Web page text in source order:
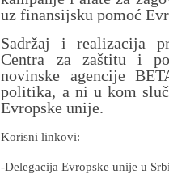
uz finansijsku pomoć
Sadržaj i realizacija
Centra za zaštitu i
novinske agencije
politika, a ni u kom
Evropske unije.
Korisni linkovi:
-Delegacija Evropske unije u